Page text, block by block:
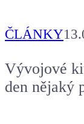
ČLÁNKY
Vývojové
den nějaký